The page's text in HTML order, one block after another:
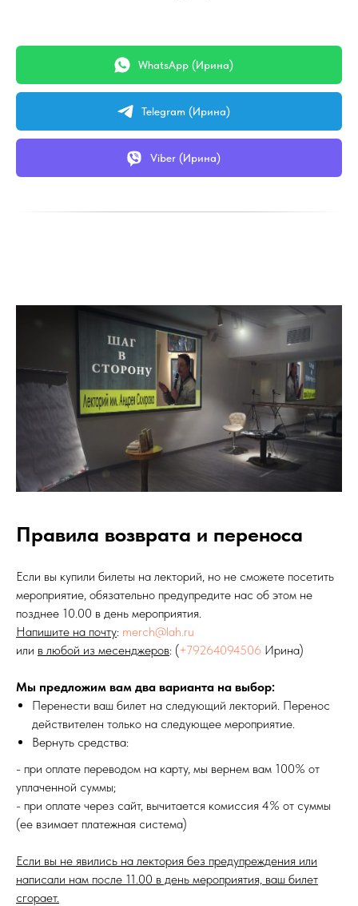
WhatsApp (Ирина)
Telegram (Ирина)
Viber (Ирина)
Правила возврата и переноса
Если вы купили билеты на лекторий, но не сможете посетить
мероприятие, обязательно предупредите нас об этом не
позднее 10.00 в день мероприятия.
Напишите на почту: merch@lah.ru
или в любой из месенджеров: (+79264094506 Ирина)
Мы предложим вам два варианта на выбор:
Перенести ваш билет на следующий лекторий. Перенос
действителен только на следующее мероприятие.
Вернуть средства:
- при оплате переводом на карту, мы вернем вам 100% от
уплаченной суммы;
- при оплате через сайт, вычитается комиссия 4% от суммы
(ее взимает платежная система)
Если вы не явились на лектория без предупреждения или
написали нам после 11.00 в день мероприятия, ваш билет
сгорает.